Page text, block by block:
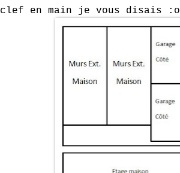
clef en main je vous disais